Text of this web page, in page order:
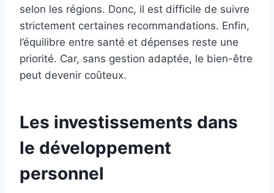
selon les régions. Donc, il est difficile de suivre
strictement certaines recommandations. Enfin,
l’équilibre entre santé et dépenses reste une
priorité. Car, sans gestion adaptée, le bien-être
peut devenir coûteux.
Les investissements dans
le développement
personnel